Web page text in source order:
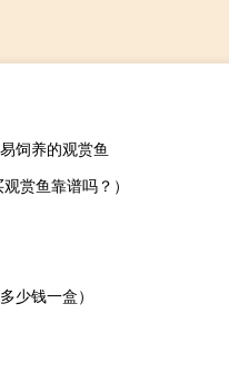
饲养的观赏鱼
赏鱼靠谱吗？）
少钱一盒）